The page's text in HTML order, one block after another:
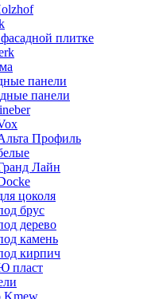
плитке
панели
панели
Профиль
Лайн
цоколя
брус
дерево
камень
кирпич
пласт
Kmew